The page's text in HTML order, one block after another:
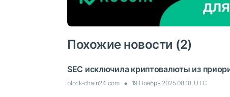
Похожие новости (2)
SEC исключила криптовалюты из
block-chain24.com 19 Ноябрь 2025 08:18, UTC